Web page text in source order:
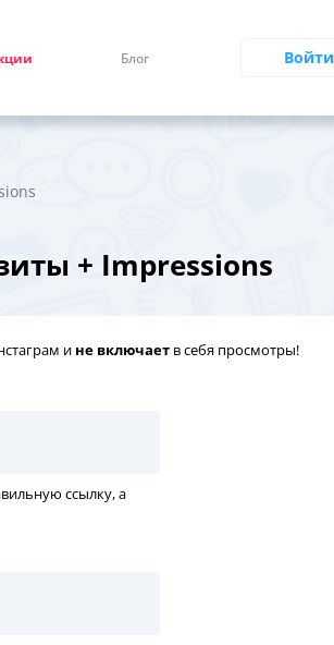
Блог Войти
+ Impressions
и не включает в себя просмотры!
ссылку, а